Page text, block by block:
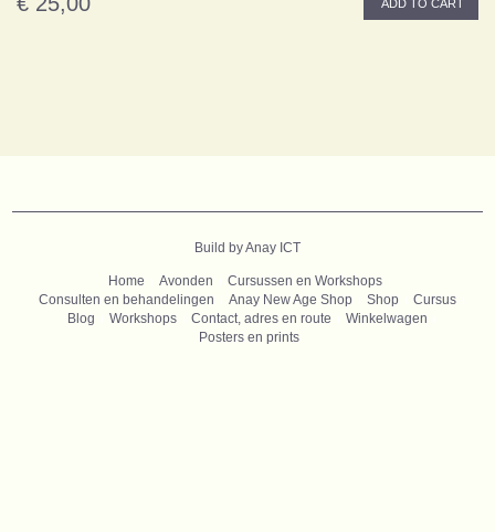
ADD TO CART
Build by Anay ICT
Home Avonden
Cursussen en Workshops
Consulten en behandelingen
Anay New Age Shop Shop
Cursus
Blog
Workshops Contact, adres en route
Winkelwagen
Posters en prints